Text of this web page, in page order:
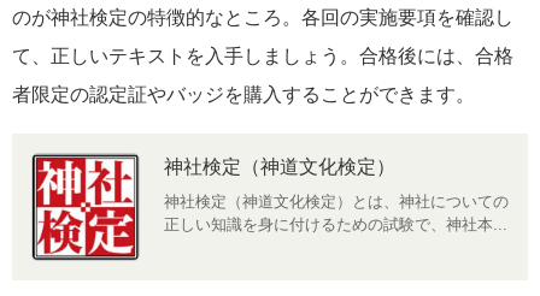
のが神社検定の特徴的なところ。各回の実施要項を確認し
て、正しいテキストを入手しましょう。合格後には、合格
者限定の認定証やバッジを購入することができます。
神社検定（神道文化検定）
神社検定（神道文化検定）とは、神社についての
正しい知識を身に付けるための試験で、神社本...